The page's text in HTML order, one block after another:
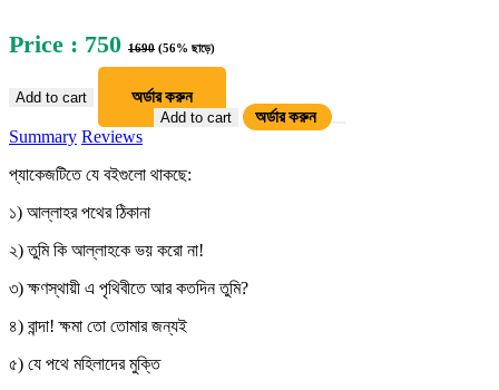
Price : 750 1690 (56% ছাড়ে)
Add to cart অর্ডার করুন
Add to cart অর্ডার করুন
Summary Reviews
প্যাকেজটিতে যে বইগুলো থাকছে:
১) আল্লাহর পথের ঠিকানা
২) তুমি কি আল্লাহকে ভয় করো না!
৩) ক্ষণস্থায়ী এ পৃথিবীতে আর কতদিন তুমি?
৪) বান্দা! ক্ষমা তো তোমার জন্যই
৫) যে পথে মহিলাদের মুক্তি